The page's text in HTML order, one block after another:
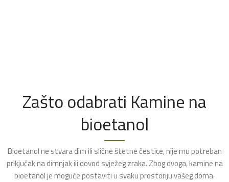
Zašto odabrati Kamine na
bioetanol
Bioetanol ne stvara dim ili slične štetne čestice, nije mu potreban
prikjučak na dimnjak ili dovod svježeg zraka. Zbog ovoga, kamine na
bioetanol je moguće postaviti u svaku prostoriju vašeg doma.